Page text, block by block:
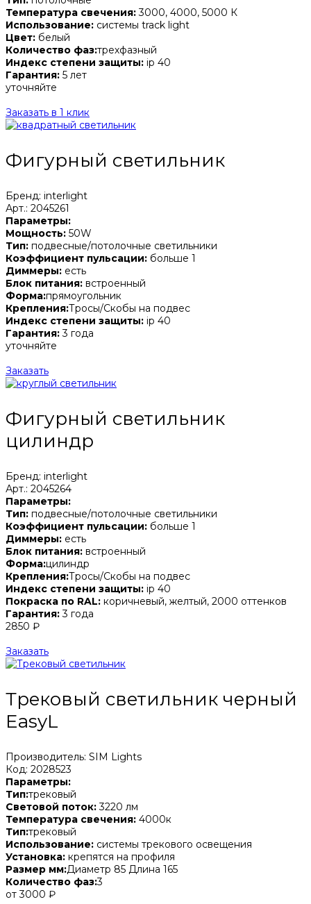
Температура свечения:3000, 4000, 5000 К
Использование: системы track light
Цвет: белый
Количество фаз:трехфазный
Индекс степени защиты: ip 40
Гарантия: 5 лет
уточняйте
Заказать в 1 клик
Фигурный светильник
Бренд: interlight
Арт.: 2045261
Параметры:
Мощность: 50W
Тип: подвесные/потолочные светильники
Коэффициент пульсации: больше 1
Диммеры: есть
Блок питания: встроенный
Форма:прямоугольник
Крепления:Тросы/Скобы на подвес
Индекс степени защиты: ip 40
Гарантия:3 года
уточняйте
Заказать
Фигурный светильник
цилиндр
Бренд: interlight
Арт.: 2045264
Параметры:
Тип: подвесные/потолочные светильники
Коэффициент пульсации: больше 1
Диммеры: есть
Блок питания: встроенный
Форма:цилиндр
Крепления:Тросы/Скобы на подвес
Индекс степени защиты: ip 40
Покраска по RAL: коричневый, желтый, 2000 оттенков
Гарантия:3 года
2850 ₽
Заказать
Трековый светильник черный
EasyL
Производитель: SIM Lights
Код: 2028523
Параметры:
Тип:трековый
Световой поток:3220 лм
Температура свечения: 4000к
Тип:трековый
Использование: системы трекового освещения
Установка: крепятся на профиля
Размер мм:Диаметр 85 Длина 165
Количество фаз:3
от 3000 ₽